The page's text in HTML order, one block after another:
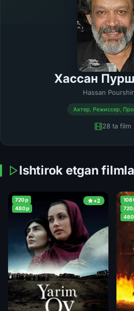
Хассан
Hassan
Актер, Режиссер,
28 ta film
Ishtirok etgan
+2
720p
480p